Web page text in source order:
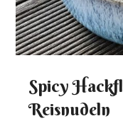
Spicy
Reisnudeln